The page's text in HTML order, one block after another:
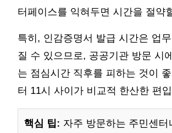
터페이스를 익혀두면 시간을 절약
특히, 인감증명서 발급 시간은 업
질 수 있으므로, 공공기관 방문 시
는 점심시간 직후를 피하는 것이
터 11시 사이가 비교적 한산한 편
핵심 팁: 자주 방문하는 주민센터